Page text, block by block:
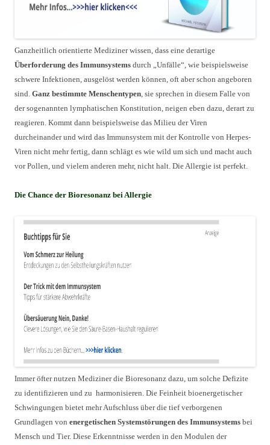
Ganzheitlich orientierte Mediziner wissen, dass eine derartige
Überforderung des Immunsystems durch „Unfälle“, wie beispielsweise
schwere Infektionen, ausgelöst werden können, oft aber schon angeboren
sind. Ganz bestimmte Menschentypen, sie sprechen in diesem Falle von
der sogenannten lymphatischen Konstitution, neigen eben dazu, derart zu
reagieren. Kommt dann beispielsweise das Milieu der Viren
durcheinander und wird das Immunsystem mit der Kontrolle von Herpes-
Viren nicht mehr fertig, dann schlägt es wie wild um sich und macht auch
vor Pollen, und vielem anderen mehr, nicht halt. Die Allergie ist perfekt.
Die Chance der Bioresonanz bei Allergie
Immer öfter nutzen Mediziner die Bioresonanz dazu, um solche Defizite
zu identifizieren und zu harmonisieren. Die Feinheit bioenergetischer
Schwingungen bietet mehr Aufschluss über die tief verborgenen
Grundlagen von energetischen Systemstörungen des Immunsystems bei
Mensch und Tier. Diese Erkenntnisse werden in den Modulen der